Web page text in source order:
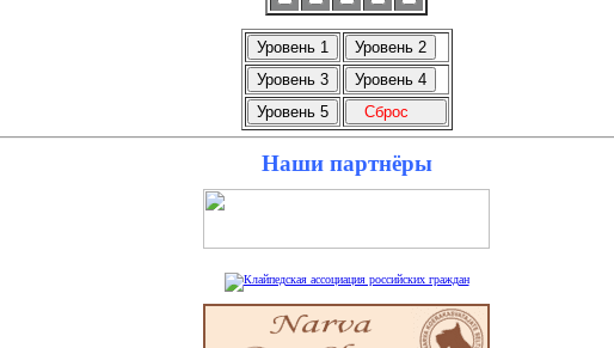
Наши партнёры